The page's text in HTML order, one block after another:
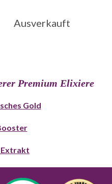
Ausverkauft
Premium Elixiere
Gold